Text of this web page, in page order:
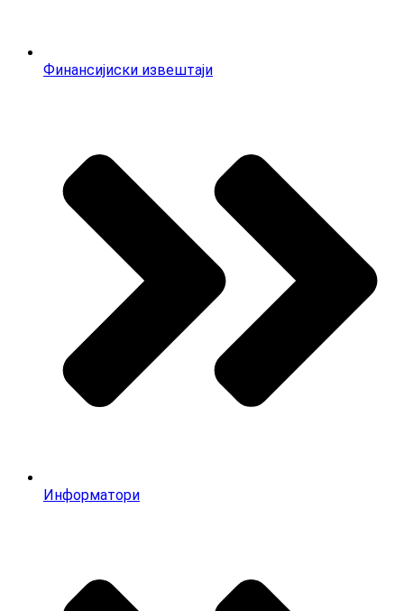
Финансијиски извештаји
Информатори